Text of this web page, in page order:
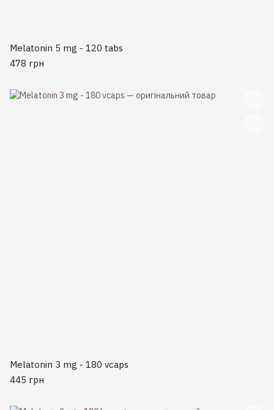
Melatonin 5 mg - 120 tabs
478 грн
Melatonin 3 mg - 180 vcaps
445 грн